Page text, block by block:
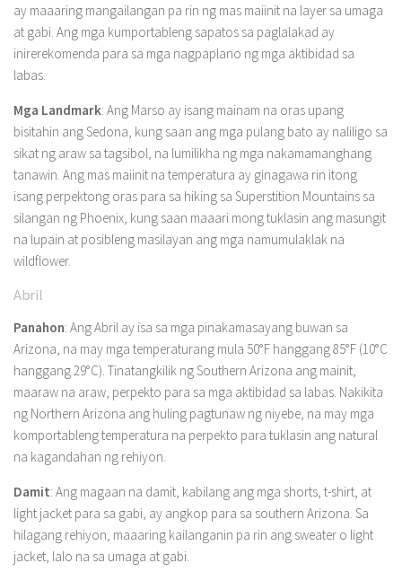
ay maaaring mangailangan pa rin ng mas maiinit na layer sa umaga
at gabi. Ang mga kumportableng sapatos sa paglalakad ay
inirerekomenda para sa mga nagpaplano ng mga aktibidad sa
labas.
Mga Landmark: Ang Marso ay isang mainam na oras upang
bisitahin ang Sedona, kung saan ang mga pulang bato ay naliligo sa
sikat ng araw sa tagsibol, na lumilikha ng mga nakamamanghang
tanawin. Ang mas maiinit na temperatura ay ginagawa rin itong
isang perpektong oras para sa hiking sa Superstition Mountains sa
silangan ng Phoenix, kung saan maaari mong tuklasin ang masungit
na lupain at posibleng masilayan ang mga namumulaklak na
wildflower.
Abril
Panahon: Ang Abril ay isa sa mga pinakamasayang buwan sa
Arizona, na may mga temperaturang mula 50°F hanggang 85°F (10°C
hanggang 29°C). Tinatangkilik ng Southern Arizona ang mainit,
maaraw na araw, perpekto para sa mga aktibidad sa labas. Nakikita
ng Northern Arizona ang huling pagtunaw ng niyebe, na may mga
komportableng temperatura na perpekto para tuklasin ang natural
na kagandahan ng rehiyon.
Damit: Ang magaan na damit, kabilang ang mga shorts, t-shirt, at
light jacket para sa gabi, ay angkop para sa southern Arizona. Sa
hilagang rehiyon, maaaring kailanganin pa rin ang sweater o light
jacket, lalo na sa umaga at gabi.